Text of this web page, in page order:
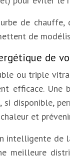
de
de
de
ou triple
efficace.
si disponible,
et
intelligente
meilleure